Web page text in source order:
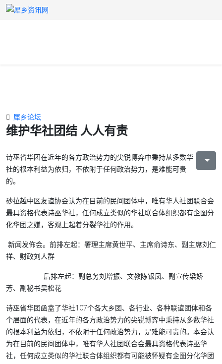
犀乡论坛
维护华社团结 人人有责
诗巫省华团在近年的各方政治势力的尖锐博弈中秉持从多数华
社的根本利益为依归，不依附于任何政治势力，是难能可贵
的。
砂拉越中区友谊协会认为在目前的民间团体中，唯有华人社团联合会
最具资格代表诗巫华社，任何成立类似的华社联合体组织都有企图分
化华团之嫌，客观上起着分裂华社的作用。
新闻发佈会。前排左起： 署理主席黄世平、主席俞诗东、副主席刘仁
祥、财政刘人群
后排左起： 副总务刘增振、文教陈银凤、副宣传梁娇
芳、副秘书吴松花
诗巫省华团函盍了华社107个各大乡团、各行业、各种联谊团体和各
个层面的代表，在近年的各方政治势力的尖锐博弈中秉持从多数华社
的根本利益为依归，不依附于任何政治势力，是难能可贵的。本会认
为在目前的民间团体中，唯有华人社团联合会最具资格代表诗巫华
社，任何成立类似的华社联合体组织都有可能被怀疑有企图分化华团